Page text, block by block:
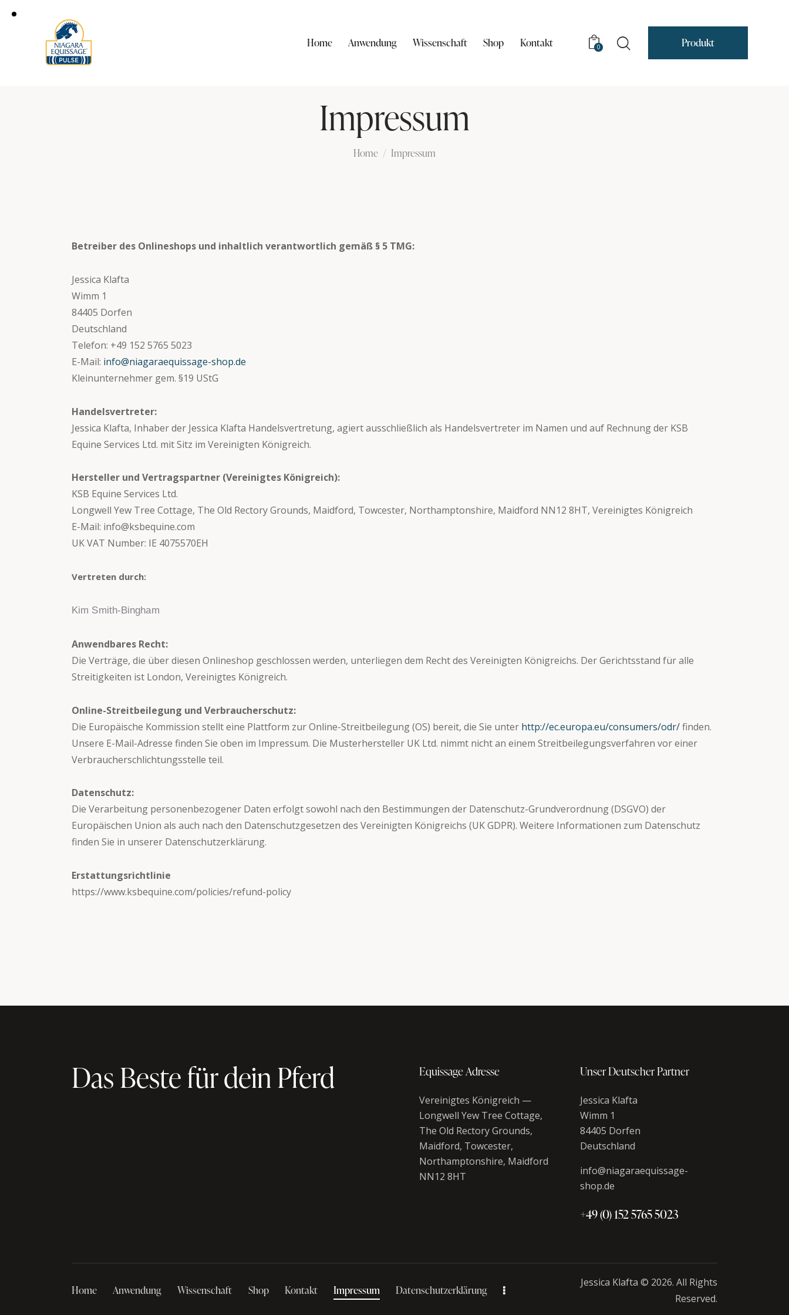
Home Anwendung Wissenschaft Shop Kontakt 0 Produkt
Impressum
Home Impressum
Betreiber des Onlineshops und inhaltlich verantwortlich gemäß § 5 TMG:
Jessica Klafta
Wimm 1
84405 Dorfen
Deutschland
Telefon: +49 152 5765 5023
E-Mail: info@niagaraequissage-shop.de
Kleinunternehmer gem. §19 UStG
Handelsvertreter:
Jessica Klafta, Inhaber der Jessica Klafta Handelsvertretung, agiert ausschließlich als Handelsvertreter im Namen und auf Rechnung der KSB
Equine Services Ltd. mit Sitz im Vereinigten Königreich.
Hersteller und Vertragspartner (Vereinigtes Königreich):
KSB Equine Services Ltd.
Longwell Yew Tree Cottage, The Old Rectory Grounds, Maidford, Towcester, Northamptonshire, Maidford NN12 8HT, Vereinigtes Königreich
E-Mail: info@ksbequine.com
UK VAT Number: IE 4075570EH
Vertreten durch:
Kim Smith-Bingham
Anwendbares Recht:
Die Verträge, die über diesen Onlineshop geschlossen werden, unterliegen dem Recht des Vereinigten Königreichs. Der Gerichtsstand für alle
Streitigkeiten ist London, Vereinigtes Königreich.
Online-Streitbeilegung und Verbraucherschutz:
Die Europäische Kommission stellt eine Plattform zur Online-Streitbeilegung (OS) bereit, die Sie unter http://ec.europa.eu/consumers/odr/finden.
Unsere E-Mail-Adresse finden Sie oben im Impressum. Die Musterhersteller UK Ltd. nimmt nicht an einem Streitbeilegungsverfahren vor einer
Verbraucherschlichtungsstelle teil.
Datenschutz:
Die Verarbeitung personenbezogener Daten erfolgt sowohl nach den Bestimmungen der Datenschutz-Grundverordnung (DSGVO) der
Europäischen Union als auch nach den Datenschutzgesetzen des Vereinigten Königreichs (UK GDPR). Weitere Informationen zum Datenschutz
finden Sie in unserer Datenschutzerklärung.
Erstattungsrichtlinie
https://www.ksbequine.com/policies/refund-policy
Das Beste für dein Pferd Equissage Adresse
Vereinigtes Königreich —
Longwell Yew Tree Cottage,
The Old Rectory Grounds,
Maidford, Towcester,
Northamptonshire, Maidford
NN12 8HT
Unser Deutscher Partner
Jessica Klafta
Wimm 1
84405 Dorfen
Deutschland
info@niagaraequissage-
shop.de
+49 (0) 152 5765 5023
Home Anwendung Wissenschaft Shop Kontakt Impressum Datenschutzerklärung
Jessica Klafta © 2026. All Rights
Reserved.